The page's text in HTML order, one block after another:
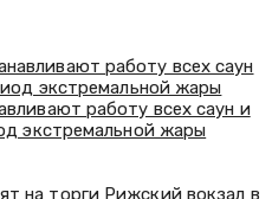
работу всех саун и
экстремальной жары